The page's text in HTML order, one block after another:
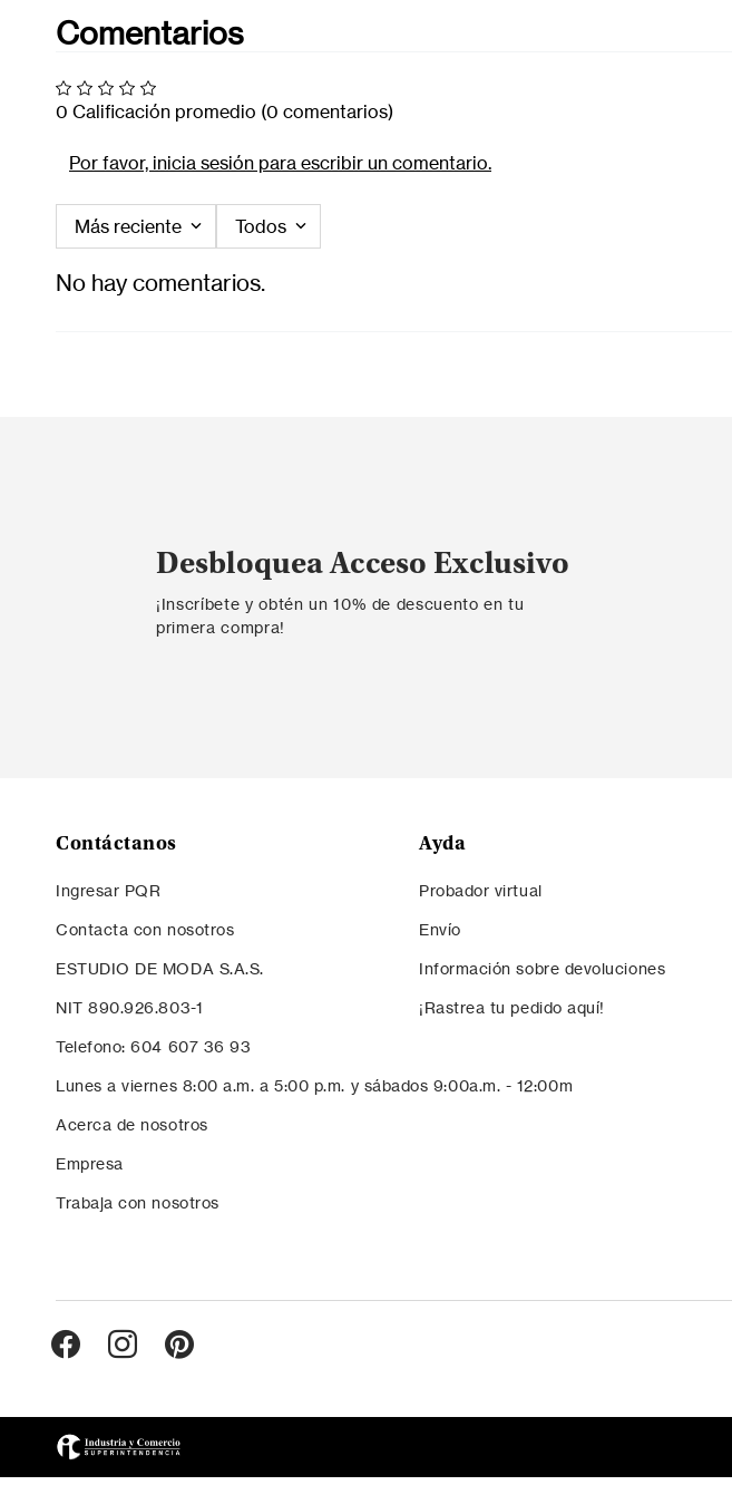
Comentarios
0 Calificación promedio (0 comentarios)
Por favor, inicia sesión para escribir un comentario.
Más reciente Todos
No hay comentarios.
Desbloquea Acceso Exclusivo
¡Inscríbete y obtén un 10% de descuento en tu
primera compra!
Contáctanos
Ingresar PQR
Contacta con nosotros
ESTUDIO DE MODA S.A.S.
NIT 890.926.803-1
Telefono: 604 607 36 93
Lunes a viernes 8:00 a.m. a 5:00 p.m. y sábados 9:00a.m. - 12:00m
Acerca de nosotros
Empresa
Trabaja con nosotros
Ayda
Probador virtual
Envío
Información sobre devoluciones
¡Rastrea tu pedido aquí!